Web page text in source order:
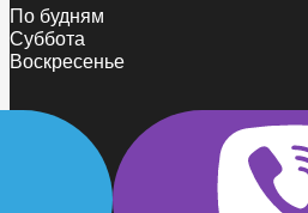
По будням
Суббота
Воскресенье